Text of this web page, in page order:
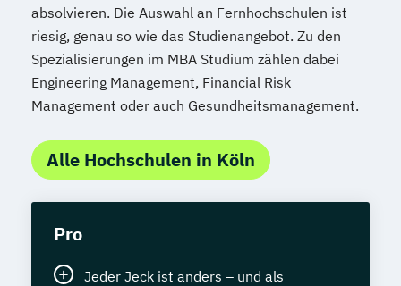
absolvieren. Die Auswahl an Fernhochschulen ist
riesig, genau so wie das Studienangebot. Zu den
Spezialisierungen im MBA Studium zählen dabei
Engineering Management, Financial Risk
Management oder auch Gesundheitsmanagement.
Alle Hochschulen in Köln
Pro
Jeder Jeck ist anders – und als